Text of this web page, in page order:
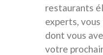
restaurants
experts,
dont vous
votre